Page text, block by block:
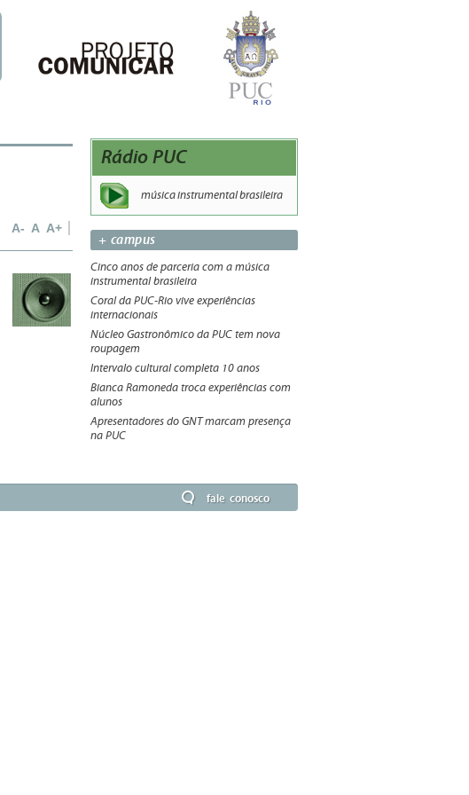
A- A A+
Rádio PUC
música instrumental brasileira
+ campus
Cinco anos de parceria com a música
instrumental brasileira
Coral da PUC-Rio vive experiências
internacionais
Núcleo Gastronômico da PUC tem nova
roupagem
Intervalo cultural completa 10 anos
Bianca Ramoneda troca experiências com
alunos
Apresentadores do GNT marcam presença
na PUC
fale conosco